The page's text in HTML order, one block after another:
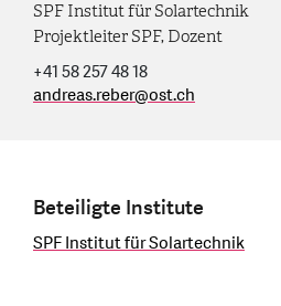
SPF Institut für Solartechnik
Projektleiter SPF, Dozent
+41 58 257 48 18
andreas.reber@ost.ch
Beteiligte Institute
SPF Institut für Solartechnik